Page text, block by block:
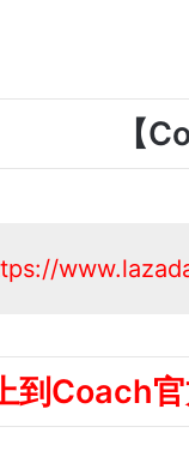
【
到Coach